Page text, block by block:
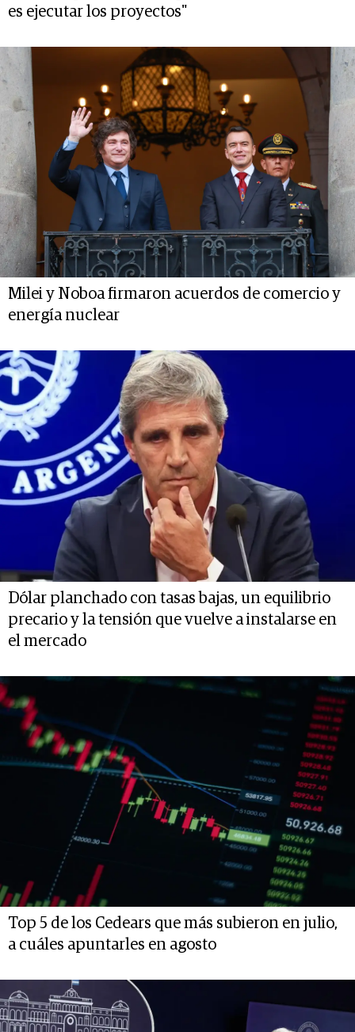
es ejecutar los proyectos"
Milei y Noboa firmaron acuerdos de comercio y
energía nuclear
Dólar planchado con tasas bajas, un equilibrio
precario y la tensión que vuelve a instalarse en
el mercado
Top 5 de los Cedears que más subieron en julio,
a cuáles apuntarles en agosto